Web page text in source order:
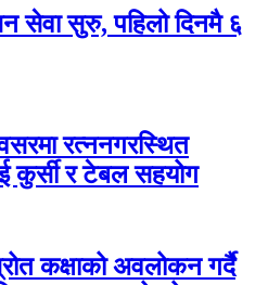
सेवा सुरु, पहिलो दिनमै ६
रत्ननगरस्थित
कुर्सी र टेबल सहयोग
कक्षाको अवलोकन गर्दै